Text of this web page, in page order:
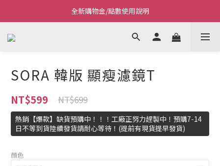
Welcome~私藏生活~
Welcome~私藏生活~
點我看全新VIP制度
Welcome~私藏生活~
SORA 韓版 顯瘦濾鏡T
NT$599 NT$699
熱銷【爆款】缺貨預購中！！！工廠正努力趕製中！預購7-14
日不等到貨陸續發貨請耐心等待！(提前有現貨提早發貨)
顏色